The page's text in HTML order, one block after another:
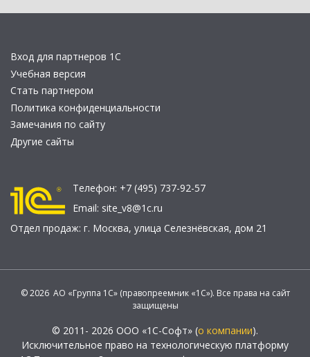
Вход для партнеров 1С
Учебная версия
Стать партнером
Политика конфиденциальности
Замечания по сайту
Другие сайты
Телефон: +7 (495) 737-92-57
Email: site_v8@1c.ru
Отдел продаж: г. Москва, улица Селезнёвская, дом 21
© 2026 АО «Группа 1С» (правопреемник «1С»). Все права на сайт
защищены
© 2011- 2026 ООО «1С-Софт» (о компании).
Исключительное право на технологическую платформу